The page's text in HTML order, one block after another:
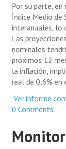
Por su parte,
Índice Medio de
interanuales, lo
Las
nominales
próximos 12
la inflación,
real de 0,6% en
Ver informe
0 Comments